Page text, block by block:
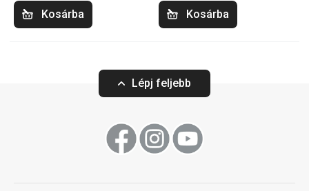
Kosárba Kosárba
Lépj feljebb